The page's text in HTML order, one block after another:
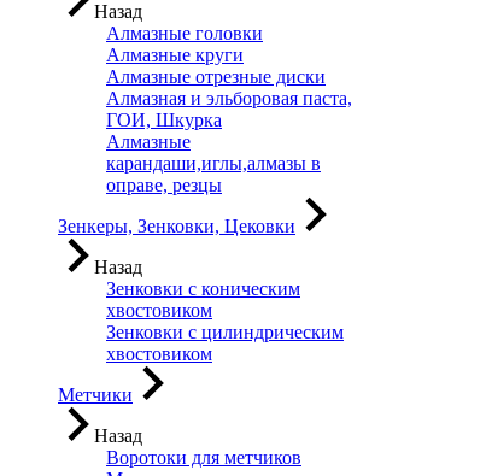
Назад
Алмазные головки
Алмазные круги
Алмазные отрезные диски
Алмазная и эльборовая паста,
ГОИ, Шкурка
Алмазные
карандаши,иглы,алмазы в
оправе, резцы
Зенкеры, Зенковки, Цековки
Назад
Зенковки с коническим
хвостовиком
Зенковки с цилиндрическим
хвостовиком
Метчики
Назад
Воротоки для метчиков